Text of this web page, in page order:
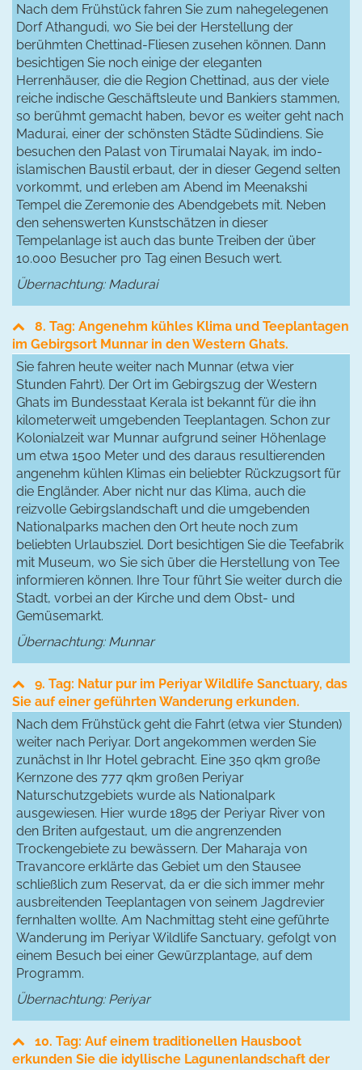
Nach dem Frühstück fahren Sie zum nahegelegenen
Dorf Athangudi, wo Sie bei der Herstellung der
berühmten Chettinad-Fliesen zusehen können. Dann
besichtigen Sie noch einige der eleganten
Herrenhäuser, die die Region Chettinad, aus der viele
reiche indische Geschäftsleute und Bankiers stammen,
so berühmt gemacht haben, bevor es weiter geht nach
Madurai, einer der schönsten Städte Südindiens. Sie
besuchen den Palast von Tirumalai Nayak, im indo-
islamischen Baustil erbaut, der in dieser Gegend selten
vorkommt, und erleben am Abend im Meenakshi
Tempel die Zeremonie des Abendgebets mit. Neben
den sehenswerten Kunstschätzen in dieser
Tempelanlage ist auch das bunte Treiben der über
10.000 Besucher pro Tag einen Besuch wert.
Übernachtung: Madurai
8. Tag: Angenehm kühles Klima und Teeplantagen
im Gebirgsort Munnar in den Western Ghats.
Sie fahren heute weiter nach Munnar (etwa vier
Stunden Fahrt). Der Ort im Gebirgszug der Western
Ghats im Bundesstaat Kerala ist bekannt für die ihn
kilometerweit umgebenden Teeplantagen. Schon zur
Kolonialzeit war Munnar aufgrund seiner Höhenlage
um etwa 1500 Meter und des daraus resultierenden
angenehm kühlen Klimas ein beliebter Rückzugsort für
die Engländer. Aber nicht nur das Klima, auch die
reizvolle Gebirgslandschaft und die umgebenden
Nationalparks machen den Ort heute noch zum
beliebten Urlaubsziel. Dort besichtigen Sie die Teefabrik
mit Museum, wo Sie sich über die Herstellung von Tee
informieren können. Ihre Tour führt Sie weiter durch die
Stadt, vorbei an der Kirche und dem Obst- und
Gemüsemarkt.
Übernachtung: Munnar
9. Tag: Natur pur im Periyar Wildlife Sanctuary, das
Sie auf einer geführten Wanderung erkunden.
Nach dem Frühstück geht die Fahrt (etwa vier Stunden)
weiter nach Periyar. Dort angekommen werden Sie
zunächst in Ihr Hotel gebracht. Eine 350 qkm große
Kernzone des 777 qkm großen Periyar
Naturschutzgebiets wurde als Nationalpark
ausgewiesen. Hier wurde 1895 der Periyar River von
den Briten aufgestaut, um die angrenzenden
Trockengebiete zu bewässern. Der Maharaja von
Travancore erklärte das Gebiet um den Stausee
schließlich zum Reservat, da er die sich immer mehr
ausbreitenden Teeplantagen von seinem Jagdrevier
fernhalten wollte. Am Nachmittag steht eine geführte
Wanderung im Periyar Wildlife Sanctuary, gefolgt von
einem Besuch bei einer Gewürzplantage, auf dem
Programm.
Übernachtung: Periyar
10. Tag: Auf einem traditionellen Hausboot
erkunden Sie die idyllische Lagunenlandschaft der